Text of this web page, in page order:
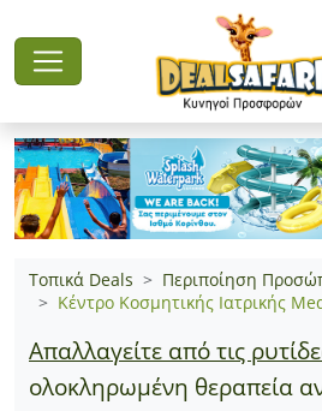
Τοπικά Deals
Περιποίηση
Κέντρο Κοσμητικής Ιατρικής
Απαλλαγείτε από τις
ολοκληρωμένη θεραπεία